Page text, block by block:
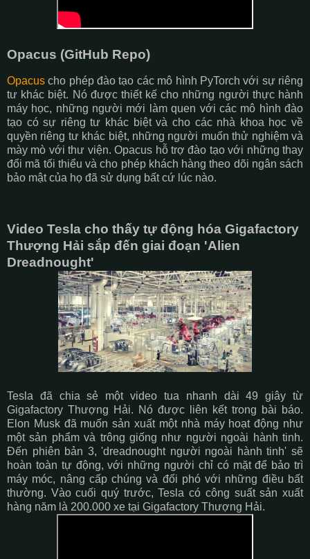
Opacus (GitHub Repo)
Opacuscho phép đào tạo các mô hình PyTorch với sự riêng
tư khác biệt. Nó được thiết kế cho những người thực hành
máy học, những người mới làm quen với các mô hình đào
tạo có sự riêng tư khác biệt và cho các nhà khoa học về
quyền riêng tư khác biệt, những người muốn thử nghiệm và
mày mò với thư viện. Opacus hỗ trợ đào tạo với những thay
đổi mã tối thiểu và cho phép khách hàng theo dõi ngân sách
bảo mật của họ đã sử dụng bất cứ lúc nào.
Video Tesla cho thấy tự động hóa Gigafactory
Thượng Hải sắp đến giai đoạn 'Alien
Dreadnought'
Tesla đã chia sẻ một video tua nhanh dài 49 giây từ
Gigafactory Thượng Hải. Nó được liên kết trong bài báo.
Elon Musk đã muốn sản xuất một nhà máy hoạt động như
một sản phẩm và trông giống như người ngoài hành tinh.
Đến phiên bản 3, 'dreadnought người ngoài hành tinh' sẽ
hoàn toàn tự động, với những người chỉ có mặt để bảo trì
máy móc, nâng cấp chúng và đối phó với những điều bất
thường. Vào cuối quý trước, Tesla có công suất sản xuất
hàng năm là 200.000 xe tại Gigafactory Thượng Hải.